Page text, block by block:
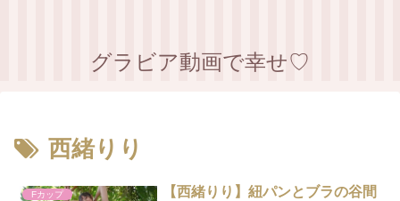
グラビア動画で幸せ♡
西緒りり
Fカップ
【西緒りり】紐パンとブラの谷間